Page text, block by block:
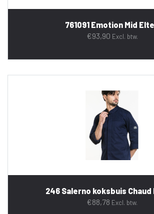
761091 Emotion Mid
€93,90 Excl. btw.
246 Salerno koksbuis Chaud
€88,78 Excl. btw.